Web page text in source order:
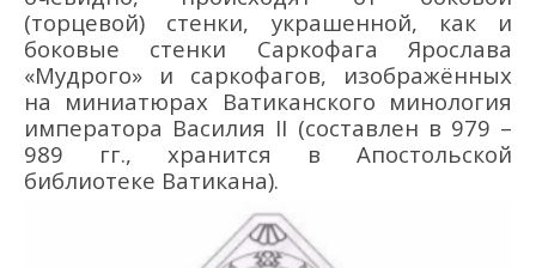
(торцевой) стенки, украшенной, как и
боковые стенки Саркофага Ярослава
«Мудрого» и саркофагов, изображённых
на миниатюрах Ватиканского минология
императора Василия II (составлен в 979 –
989 гг., хранится в Апостольской
библиотеке Ватикана).